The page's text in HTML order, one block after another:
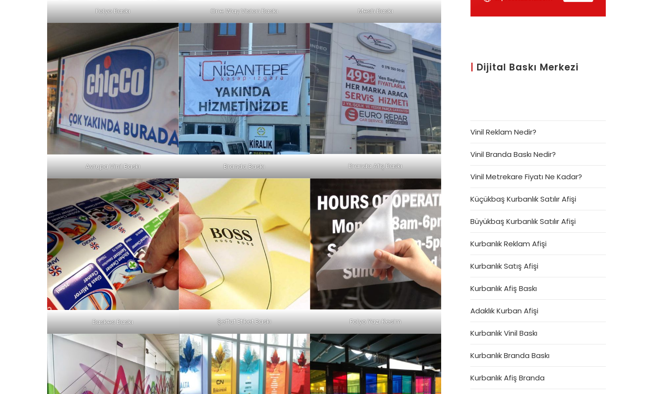
Folyo Baskı One Way Vision Baskı Mesh Baskı
Avrupa Vinil Baskı Branda Baskı Branda Afiş Baskı
Baskes Baskı Şeffaf Etiket Baskı Folyo Yazı Kesim
| Dijital Baskı Merkezi
Vinil Reklam Nedir?
Vinil Branda Baskı Nedir?
Vinil Metrekare Fiyatı Ne Kadar?
Küçükbaş Kurbanlık Satılır Afişi
Büyükbaş Kurbanlık Satılır Afişi
Kurbanlık Reklam Afişi
Kurbanlık Satış Afişi
Kurbanlık Afiş Baskı
Adaklık Kurban Afişi
Kurbanlık Vinil Baskı
Kurbanlık Branda Baskı
Kurbanlık Afiş Branda